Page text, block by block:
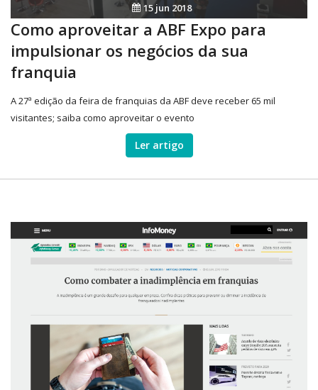
15 jun 2018
Como aproveitar a ABF Expo para
impulsionar os negócios da sua
franquia
A 27ª edição da feira de franquias da ABF deve receber 65 mil
visitantes; saiba como aproveitar o evento
Ler artigo